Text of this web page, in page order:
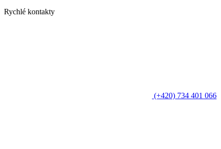
Rychlé kontakty
(+420) 734 401 066